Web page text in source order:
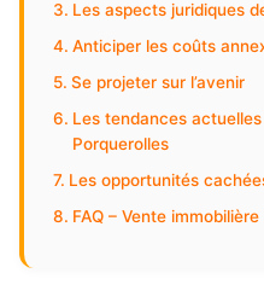
Les aspects juridiques
Anticiper les coûts
Se projeter sur l’avenir
Les tendances
Porquerolles
Les opportunités
FAQ – Vente